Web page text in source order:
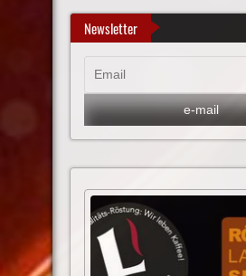
Newsletter